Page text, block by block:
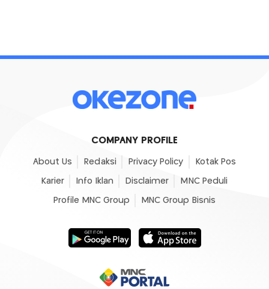
COMPANY PROFILE
About Us Redaksi Privacy Policy Kotak Pos
Karier Info Iklan Disclaimer MNC Peduli
Profile MNC Group MNC Group Bisnis